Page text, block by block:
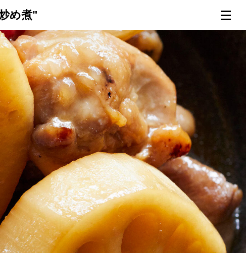
リー 連載一覧
め煮"